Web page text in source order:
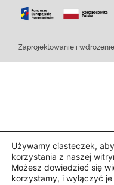
Zaprojektowanie i
Używamy ciasteczek,
korzystania z naszej
Możesz dowiedzieć się
korzystamy, i wyłączyć